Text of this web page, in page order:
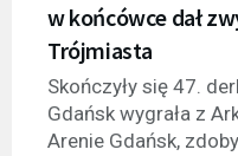
w końcówce dał
Trójmiasta
Skończyły się 47.
Gdańsk wygrała z
Arenie Gdańsk,